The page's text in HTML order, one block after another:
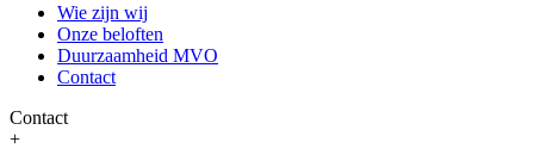
Wie zijn wij
Onze beloften
Duurzaamheid MVO
Contact
Contact
+